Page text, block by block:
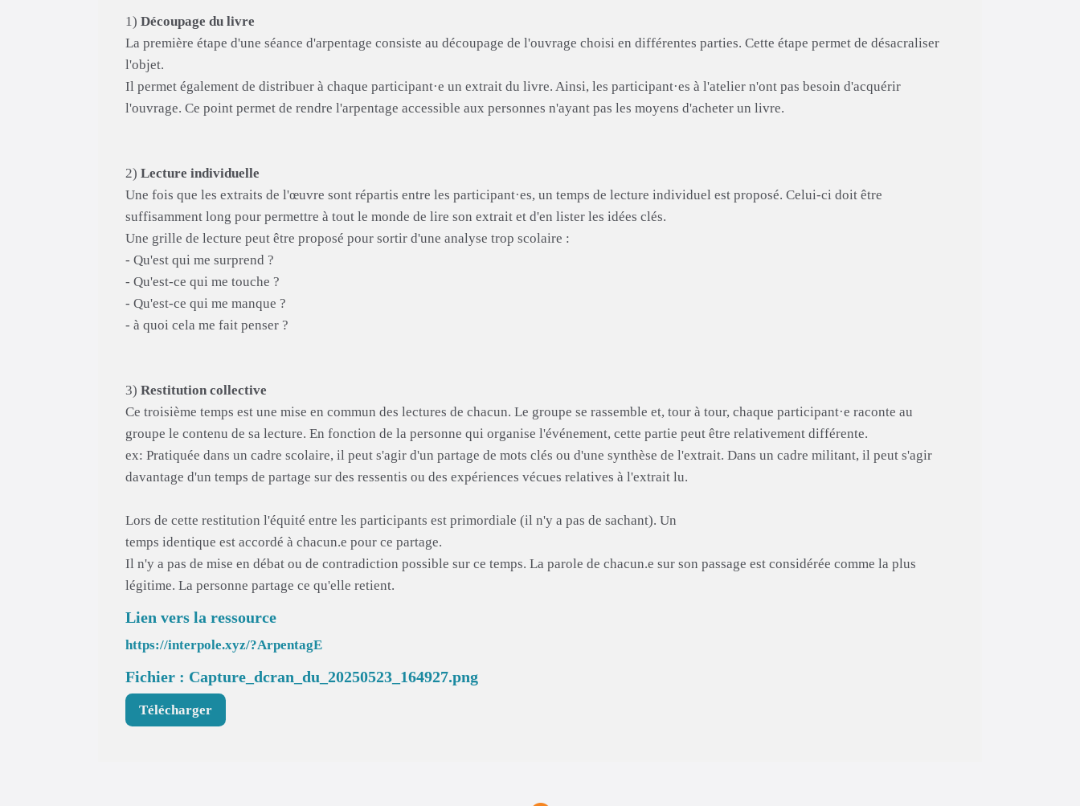
1) Découpage du livre
La première étape d'une séance d'arpentage consiste au découpage de l'ouvrage choisi en différentes parties. Cette étape permet de désacraliser
l'objet.
Il permet également de distribuer à chaque participant·e un extrait du livre. Ainsi, les participant·es à l'atelier n'ont pas besoin d'acquérir
l'ouvrage. Ce point permet de rendre l'arpentage accessible aux personnes n'ayant pas les moyens d'acheter un livre.
2) Lecture individuelle
Une fois que les extraits de l'œuvre sont répartis entre les participant·es, un temps de lecture individuel est proposé. Celui-ci doit être
suffisamment long pour permettre à tout le monde de lire son extrait et d'en lister les idées clés.
Une grille de lecture peut être proposé pour sortir d'une analyse trop scolaire :
- Qu'est qui me surprend ?
- Qu'est-ce qui me touche ?
- Qu'est-ce qui me manque ?
- à quoi cela me fait penser ?
3) Restitution collective
Ce troisième temps est une mise en commun des lectures de chacun. Le groupe se rassemble et, tour à tour, chaque participant·e raconte au
groupe le contenu de sa lecture. En fonction de la personne qui organise l'événement, cette partie peut être relativement différente.
ex: Pratiquée dans un cadre scolaire, il peut s'agir d'un partage de mots clés ou d'une synthèse de l'extrait. Dans un cadre militant, il peut s'agir
davantage d'un temps de partage sur des ressentis ou des expériences vécues relatives à l'extrait lu.
Lors de cette restitution l'équité entre les participants est primordiale (il n'y a pas de sachant). Un
temps identique est accordé à chacun.e pour ce partage.
Il n'y a pas de mise en débat ou de contradiction possible sur ce temps. La parole de chacun.e sur son passage est considérée comme la plus
légitime. La personne partage ce qu'elle retient.
Lien vers la ressource
https://interpole.xyz/?ArpentagE
Fichier : Capture_dcran_du_20250523_164927.png
Télécharger